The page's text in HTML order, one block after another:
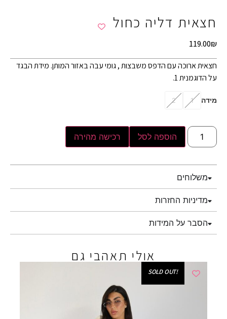
חצאית דליה כחול
119.00₪
חצאית ארוכה עם הדפס משבצות , גומי עבה באזור המותן. מידת הבגד
על הדוגמנית 1.
מידה 1
2
הוספה לסל רכישה מהירה
משלוחים
מדיניות החזרות
הסבר על המידות
אולי תאהבי גם
!SOLD OUT